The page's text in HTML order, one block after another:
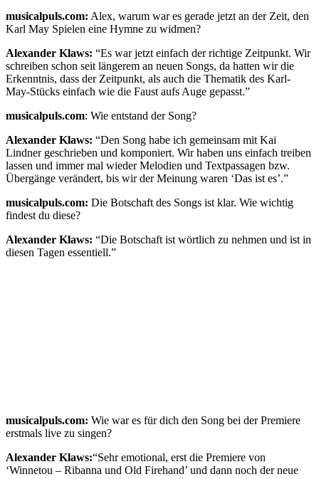
musicalpuls.com: Alex, warum war es gerade jetzt an der Zeit, den
Karl May Spielen eine Hymne zu widmen?
Alexander Klaws: “Es war jetzt einfach der richtige Zeitpunkt. Wir
schreiben schon seit längerem an neuen Songs, da hatten wir die
Erkenntnis, dass der Zeitpunkt, als auch die Thematik des Karl-
May-Stücks einfach wie die Faust aufs Auge gepasst.”
musicalpuls.com: Wie entstand der Song?
Alexander Klaws: “Den Song habe ich gemeinsam mit Kai
Lindner geschrieben und komponiert. Wir haben uns einfach treiben
lassen und immer mal wieder Melodien und Textpassagen bzw.
Übergänge verändert, bis wir der Meinung waren ‘Das ist es’.”
musicalpuls.com: Die Botschaft des Songs ist klar. Wie wichtig
findest du diese?
Alexander Klaws: “Die Botschaft ist wörtlich zu nehmen und ist in
diesen Tagen essentiell.”
musicalpuls.com: Wie war es für dich den Song bei der Premiere
erstmals live zu singen?
Alexander Klaws:“Sehr emotional, erst die Premiere von
‘Winnetou – Ribanna und Old Firehand’ und dann noch der neue